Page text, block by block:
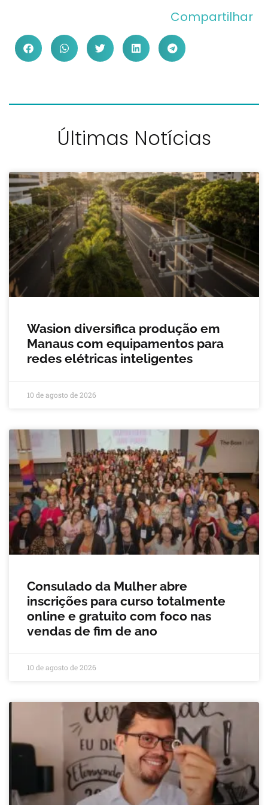
Compartilhar
Últimas Notícias
Wasion diversifica produção em
Manaus com equipamentos para
redes elétricas inteligentes
10 de agosto de 2026
Consulado da Mulher abre
inscrições para curso totalmente
online e gratuito com foco nas
vendas de fim de ano
10 de agosto de 2026